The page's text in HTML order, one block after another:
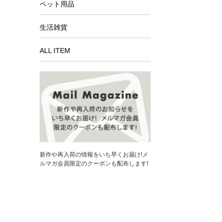
ペット用品
生活雑貨
ALL ITEM
新作や再入荷の情報をいち早くお届け!メ
ルマガ会員限定のクーポンも配布します!